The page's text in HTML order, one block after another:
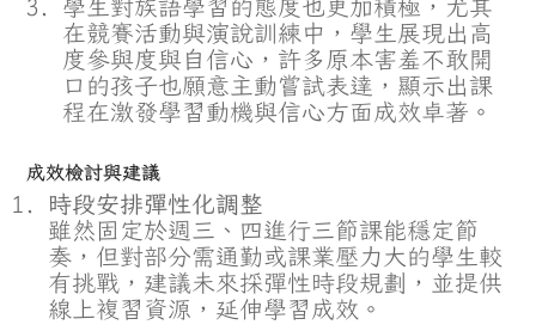
學生對族語學習的態度也更加積極，尤其
在競賽活動與演說訓練中，學生展現出高
度參與度與自信心，許多原本害羞不敢開
口的孩子也願意主動嘗試表達，顯示出課
程在激發學習動機與信心方面成效卓著。
成效檢討與建議
時段安排彈性化調整
雖然固定於週三、四進行三節課能穩定節
奏，但對部分需通勤或課業壓力大的學生較
有挑戰，建議未來採彈性時段規劃，並提供
線上複習資源，延伸學習成效。